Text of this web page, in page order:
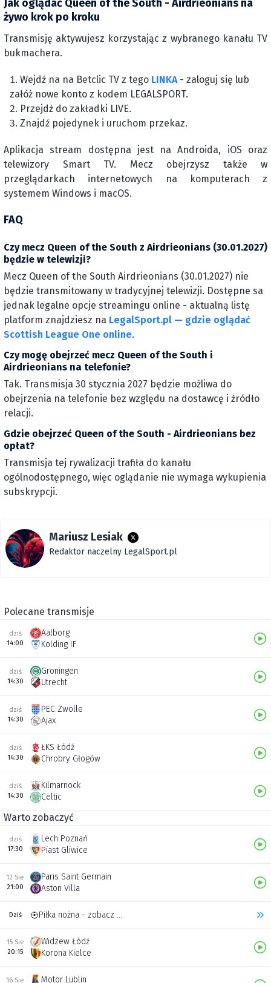
Jak oglądać Queen of the South - Airdrieonians na
żywo krok po kroku
Transmisję aktywujesz korzystając z wybranego kanału TV
bukmachera.
Wejdź na na Betclic TV z tego LINKA- zaloguj się lub
załóż nowe konto z kodem LEGALSPORT.
Przejdź do zakładki LIVE.
Znajdź pojedynek i uruchom przekaz.
Aplikacja stream dostępna jest na Androida, iOS oraz
telewizory Smart TV. Mecz obejrzysz także w
przeglądarkach internetowych na komputerach z
systemem Windows i macOS.
FAQ
Czy mecz Queen of the South z Airdrieonians (30.01.2027)
będzie w telewizji?
Mecz Queen of the South Airdrieonians (30.01.2027) nie
będzie transmitowany w tradycyjnej telewizji. Dostępne sa
jednak legalne opcje streamingu online - aktualną listę
platform znajdziesz na LegalSport.pl — gdzie oglądać
Scottish League One online.
Czy mogę obejrzeć mecz Queen of the South i
Airdrieonians na telefonie?
Tak. Transmisja 30 stycznia 2027 będzie możliwa do
obejrzenia na telefonie bez względu na dostawcę i źródło
relacji.
Gdzie obejrzeć Queen of the South - Airdrieonians bez
opłat?
Transmisja tej rywalizacji trafiła do kanału
ogólnodostępnego, więc oglądanie nie wymaga wykupienia
subskrypcji.
Mariusz Lesiak
Redaktor naczelny LegalSport.pl
Polecane transmisje
dziś
14:00
Aalborg
Kolding IF
dziś
14:30
Groningen
Utrecht
dziś
14:30
PEC Zwolle
Ajax
dziś
14:30
ŁKS Łódź
Chrobry Głogów
dziś
14:30
Kilmarnock
Celtic
Warto zobaczyć
dziś
17:30
Lech Poznań
Piast Gliwice
12 Sie
21:00
Paris Saint Germain
Aston Villa
Dziś Piłka nożna - zobacz inne transmisje
15 Sie
20:15
Widzew Łódź
Korona Kielce
16 Sie
Motor Lublin